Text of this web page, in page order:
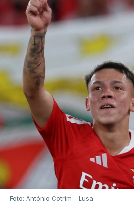
Foto: António Cotrim - Lusa